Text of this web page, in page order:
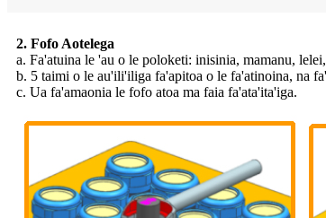
2. Fofo Aotelega
a. Fa'atuina le 'au o le poloketi: inisinia, mamanu,
b. 5 taimi o le au'ili'iliga fa'apitoa o le fa'atinoina, na
c. Ua fa'amaonia le fofo atoa ma faia fa'ata'ita'iga.